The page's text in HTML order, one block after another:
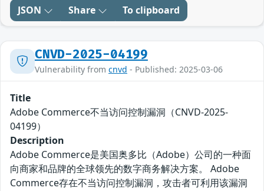
JSON Share To clipboard
CNVD-2025-04199
Vulnerability from cnvd - Published: 2025-03-06
Title
Adobe Commerce不当访问控制漏洞（CNVD-2025-
04199）
Description
Adobe Commerce是美国奥多比（Adobe）公司的一种面
向商家和品牌的全球领先的数字商务解决方案。 Adobe
Commerce存在不当访问控制漏洞，攻击者可利用该漏洞